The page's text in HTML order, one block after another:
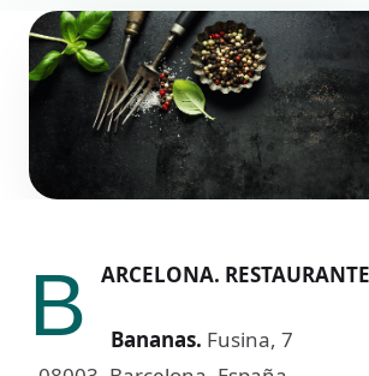
B ARCELONA.
Bananas. Fusina, 7